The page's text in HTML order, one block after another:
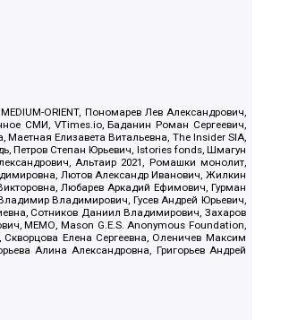
ORIENT, Пономарев Лев Александрович,
СМИ, VTimes.io, Баданин Роман Сергеевич,
Елизавета Витальевна, The Insider SIA,
Петров Степан Юрьевич, Istories fonds, Шмагун
Альтаир 2021, Ромашки монолит,
Лютов Александр Иванович, Жилкин
Любарев Аркадий Ефимович, Гурман
Владимирович, Гусев Андрей Юрьевич,
Сотников Даниил Владимирович, Захаров
МЕМО, Mason G.E.S. Anonymous Foundation,
Елена Сергеевна, Оленичев Максим
Алина Александровна, Григорьев Андрей